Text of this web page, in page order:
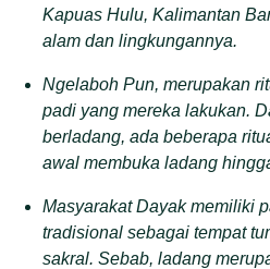
Kapuas Hulu, Kalimantan
alam dan lingkungannya.
Ngelaboh Pun, merupakan
padi yang mereka lakukan.
berladang, ada beberapa
awal membuka ladang
Masyarakat Dayak memiliki
tradisional sebagai tempat
sakral. Sebab, ladang